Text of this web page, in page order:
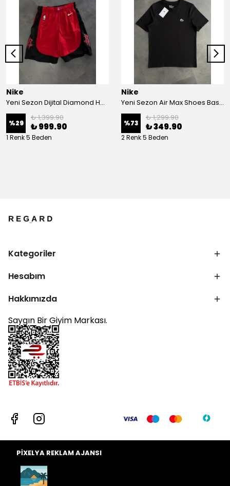
Nike
Yeni Sezon Dijital Diamond Houston Basketboll Şort
%29
₺ 1,399.90
₺ 999.90
1 Renk 5 Beden
Nike
Yeni Sezon Air Max Shoes Basic Mini Logo T-shirt
%73
₺ 1,299.90
₺ 349.90
2 Renk 5 Beden
Kategoriler
Hesabım
Hakkımızda
Saygın Bir Giyim Markası.
PİXELYA REKLAM AJANSI